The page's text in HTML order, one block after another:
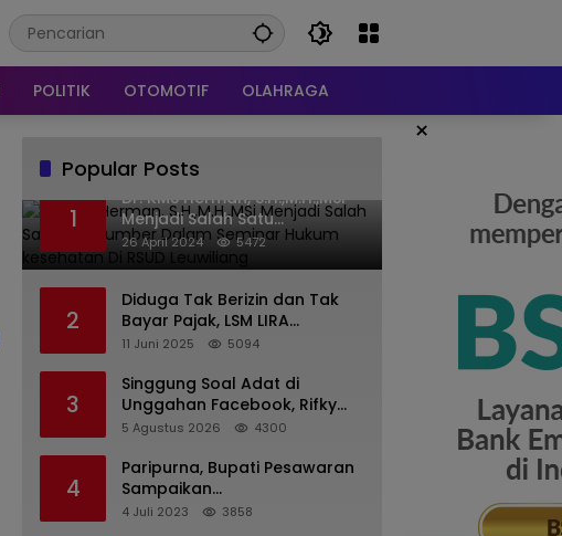
POLITIK OTOMOTIF OLAHRAGA
×
Popular Posts
1
Dr. KMS Herman, S.H.,M.H.,MSi
Menjadi Salah Satu
Narasumber Dalam Seminar
Hukum kesehatan Di RSUD
26 April 2024 5472
2
Diduga Tak Berizin dan Tak
Bayar Pajak, LSM LIRA
Laporkan Santerra de
Batu
11 Juni 2025 5094
3
Singgung Soal Adat di
Unggahan Facebook, Rifky
Desriana Minta Maaf ke PDA
5 Agustus 2026 4300
4
Paripurna, Bupati Pesawaran
Sampaikan
Pertanggungjawaban
4 Juli 2023 3858